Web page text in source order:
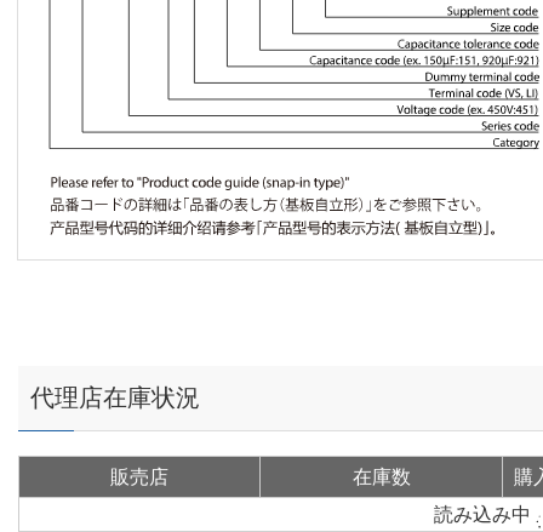
代理店在庫状況
販売店 在庫数
購
読み込み中